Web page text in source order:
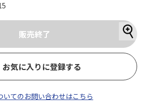
お気に入りに登録する
いてのお問い合わせはこちら